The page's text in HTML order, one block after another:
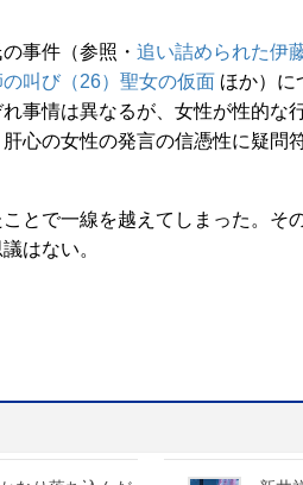
事件（参照・ 追い詰められた伊
叫び（26）聖女の仮面 ほか）に
事情は異なるが、女性が性的な
心の女性の発言の信憑性に疑問
とで一線を越えてしまった。そ
はない。